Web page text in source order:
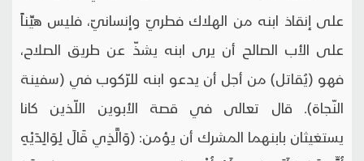
على إنقاذ ابنه من الهلاك فطريّ وإنسانيّ، فليس هيِّناً
على الأب الصالح أن يرى ابنه يشذّ عن طريق الصلاح،
فهو (يُقاتل) من أجل أن يدعو ابنه للرّكوب في (سفينة
النّجاة). قال تعالى في قصة الأبوين اللّذين كانا
يستغيثان بابنهما المشرك أن يؤمن: (وَالَّذِي قَالَ لِوَالِدَيْهِ